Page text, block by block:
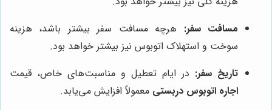
مسافت سفر: هرچه مسافت سفر بیشتر باشد، هزینه
سوخت و استهلاک اتوبوس نیز بیشتر خواهد بود.
تاریخ سفر: در ایام تعطیل و مناسبت‌های خاص، قیمت
اجاره اتوبوس دربستی معمولاً افزایش می‌یابد.